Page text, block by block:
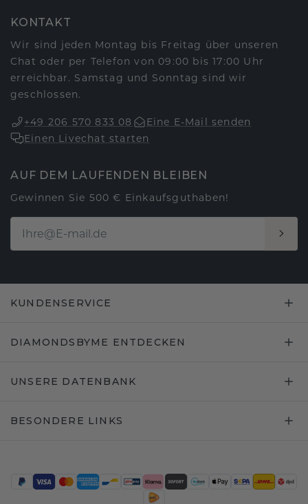
KONTAKT
Wir sind jeden Montag bis Freitag über unseren
Chat oder per Telefon von 09:00 bis 17:00 Uhr
erreichbar. Samstag und Sonntag sind wir
geschlossen.
+49 206 570 833 08
Eine E-Mail senden
Einen Livechat starten
AUF DEM LAUFENDEN BLEIBEN
Gewinnen Sie 500 € Einkaufsguthaben!
KUNDENSERVICE
DIAMONDSBYME ENTDECKEN
UNSERE DATENBANK
BESONDERE LINKS